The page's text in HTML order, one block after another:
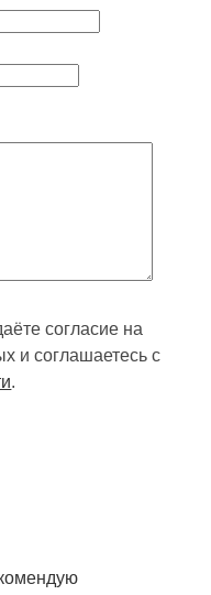
согласие на
и соглашаетесь с
.